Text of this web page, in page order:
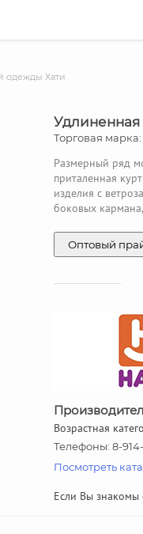
одежды Хати
Удлиненная
Торговая марка:
Размерный ряд
приталенная
изделия с
боковых
Оптовый
Возрастная
Телефоны: 8-
Посмотреть
Если Вы